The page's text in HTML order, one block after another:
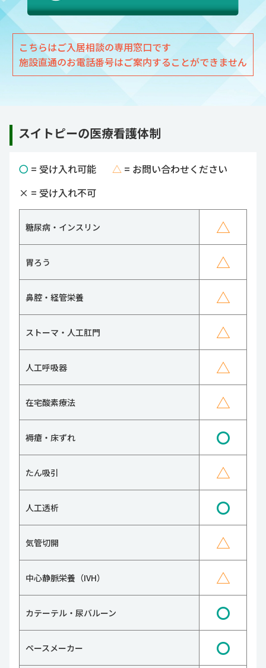
こちらはご入居相談の専用窓口です
施設直通のお電話番号はご案内することができません
スイトピーの医療看護体制
〇 = 受け入れ可能 △ = お問い合わせください
× = 受け入れ不可
糖尿病・インスリン △
胃ろう △
鼻腔・経管栄養 △
ストーマ・人工肛門 △
人工呼吸器 △
在宅酸素療法 △
褥瘡・床ずれ 〇
たん吸引 △
人工透析 〇
気管切開 △
中心静脈栄養（IVH） △
カテーテル・尿バルーン 〇
ペースメーカー 〇